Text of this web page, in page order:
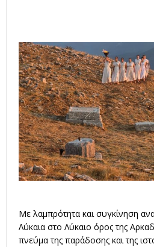
Με λαμπρότητα και συγκίνηση
Λύκαια στο Λύκαιο όρος της
πνεύμα της παράδοσης και της